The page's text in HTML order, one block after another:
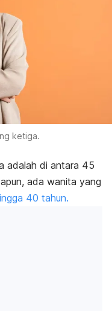
ketiga.
adalah di antara 45
ada wanita yang
40 tahun.